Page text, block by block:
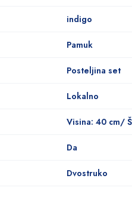
indigo
Pamuk
Posteljina set
Lokalno
Visina: 40 cm/
Da
Dvostruko